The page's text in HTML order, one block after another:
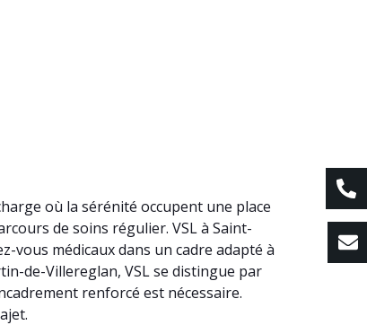
où la sérénité occupent une place
de soins régulier. VSL à Saint-
vous médicaux dans un cadre adapté à
de-Villereglan, VSL se distingue par
renforcé est nécessaire.